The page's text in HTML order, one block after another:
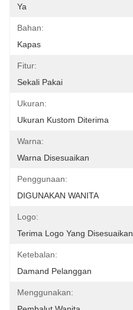
Ya
Bahan:
Kapas
Fitur:
Sekali Pakai
Ukuran:
Ukuran Kustom Diterima
Warna:
Warna Disesuaikan
Penggunaan:
DIGUNAKAN WANITA
Logo:
Terima Logo Yang Disesuaikan
Ketebalan:
Damand Pelanggan
Menggunakan: